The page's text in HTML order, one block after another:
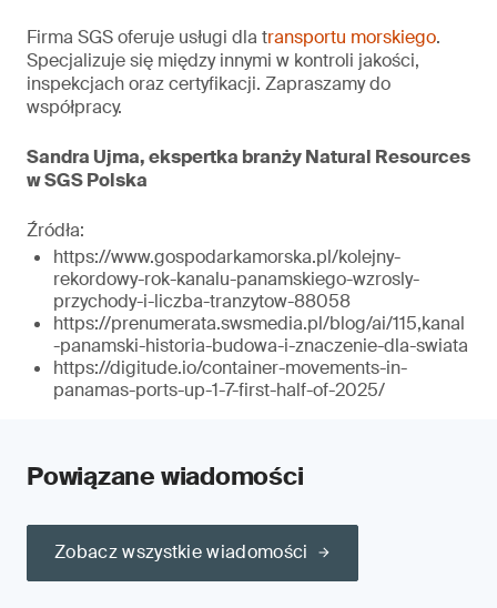
Firma SGS oferuje usługi dla transportu morskiego.
Specjalizuje się między innymi w kontroli jakości,
inspekcjach oraz certyfikacji. Zapraszamy do
współpracy.
Sandra Ujma, ekspertka branży Natural Resources
w SGS Polska
Źródła:
https://www.gospodarkamorska.pl/kolejny-
rekordowy-rok-kanalu-panamskiego-wzrosly-
przychody-i-liczba-tranzytow-88058
https://prenumerata.swsmedia.pl/blog/ai/115,kanal
-panamski-historia-budowa-i-znaczenie-dla-swiata
https://digitude.io/container-movements-in-
panamas-ports-up-1-7-first-half-of-2025/
Powiązane wiadomości
Zobacz wszystkie wiadomości